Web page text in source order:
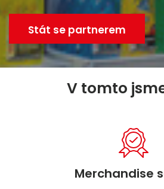
Stát se partnerem
V tomto
Merchandise